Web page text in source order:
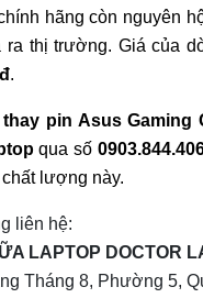
hãng còn nguyên
thị trường. Giá của
.
thay pin Asus Gaming
qua số
lượng này.
liên hệ:
LAPTOP DOCTOR
Tháng 8, Phường 5,